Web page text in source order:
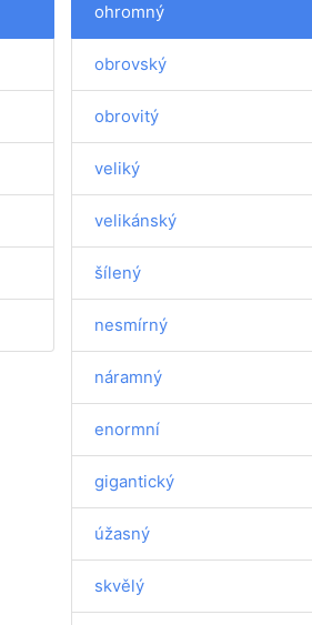
ohromný
obrovský
obrovitý
veliký
velikánský
šílený
nesmírný
náramný
enormní
gigantický
úžasný
skvělý